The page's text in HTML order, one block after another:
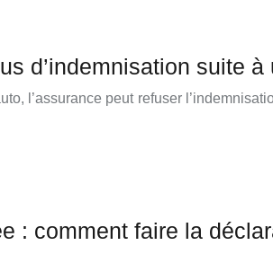
d’indemnisation suite
l’assurance peut refuser
: comment faire la